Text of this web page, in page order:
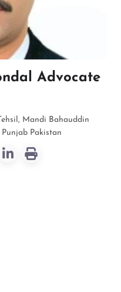
Advocate
Mandi Bahauddin
Punjab Pakistan